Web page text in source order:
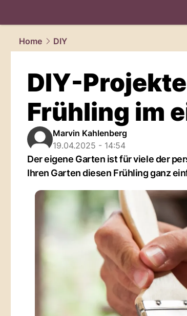
Home
DIY
DIY-
Frühling im
Marvin Kahlenberg
19.04.2025 - 14:54
Der eigene Garten ist für viele der
Ihren Garten diesen Frühling ganz